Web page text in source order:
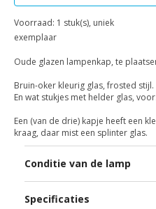
Voorraad: 1 stuk(s), uniek
exemplaar
Oude glazen lampenkap, te
Bruin-oker kleurig glas, frosted stijl.
En wat stukjes met helder glas,
Een (van de drie) kapje heeft een
kraag, daar mist een splinter glas.
Conditie van de lamp
Specificaties